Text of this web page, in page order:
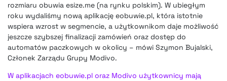
rozmiaru obuwia esize.me (na rynku polskim). W ubiegłym
roku wydaliśmy nową aplikację eobuwie.pl, która istotnie
wspiera wzrost w segmencie, a użytkownikom daje możliwość
jeszcze szybszej finalizacji zamówień oraz dostęp do
automatów paczkowych w okolicy – mówi Szymon Bujalski,
Członek Zarządu Grupy Modivo.
W aplikacjach eobuwie.pl oraz Modivo użytkownicy mają